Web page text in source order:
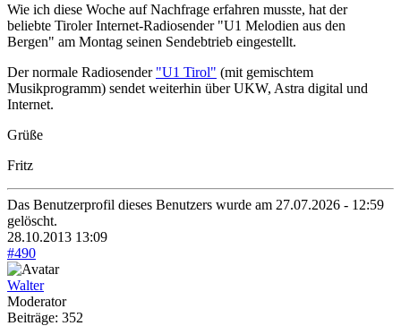
Wie ich diese Woche auf Nachfrage erfahren musste, hat der
beliebte Tiroler Internet-Radiosender "U1 Melodien aus den
Bergen" am Montag seinen Sendebtrieb eingestellt.
Der normale Radiosender "U1 Tirol" (mit gemischtem
Musikprogramm) sendet weiterhin über UKW, Astra digital und
Internet.
Grüße
Fritz
Das Benutzerprofil dieses Benutzers wurde am 27.07.2026 - 12:59
gelöscht.
28.10.2013 13:09
#490
Walter
Moderator
Beiträge: 352